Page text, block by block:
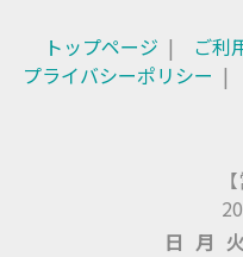
トップページ ご利
プライバシーポリシー
日 月 火